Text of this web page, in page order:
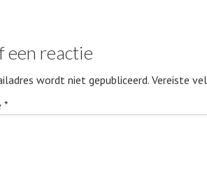
een reactie
wordt niet gepubliceerd. Vereiste
*